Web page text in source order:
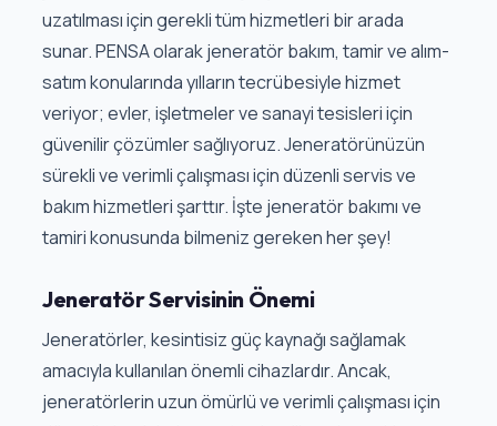
uzatılması için gerekli tüm hizmetleri bir arada
sunar. PENSA olarak jeneratör bakım, tamir ve alım-
satım konularında yılların tecrübesiyle hizmet
veriyor; evler, işletmeler ve sanayi tesisleri için
güvenilir çözümler sağlıyoruz. Jeneratörünüzün
sürekli ve verimli çalışması için düzenli servis ve
bakım hizmetleri şarttır. İşte jeneratör bakımı ve
tamiri konusunda bilmeniz gereken her şey!
Jeneratör Servisinin Önemi
Jeneratörler, kesintisiz güç kaynağı sağlamak
amacıyla kullanılan önemli cihazlardır. Ancak,
jeneratörlerin uzun ömürlü ve verimli çalışması için